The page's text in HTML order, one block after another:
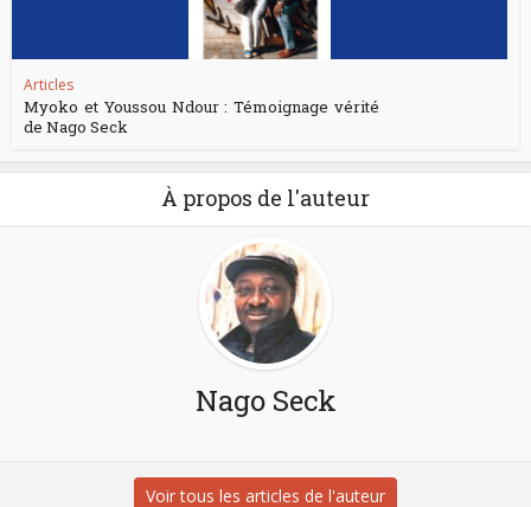
Articles
Myoko et Youssou Ndour : Témoignage vérité
de Nago Seck
À propos de l'auteur
Nago Seck
Voir tous les articles de l'auteur